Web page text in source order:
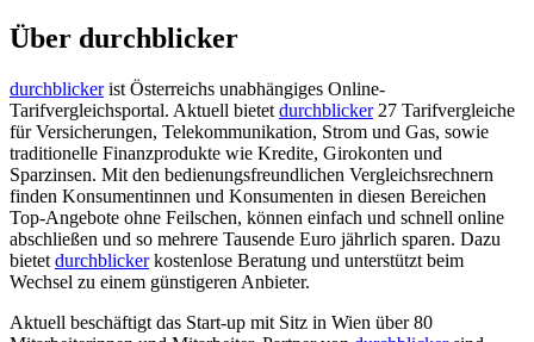
Über durchblicker
durchblickerist Österreichs unabhängiges Online-
Tarifvergleichsportal. Aktuell bietet durchblicker27 Tarifvergleiche
für Versicherungen, Telekommunikation, Strom und Gas, sowie
traditionelle Finanzprodukte wie Kredite, Girokonten und
Sparzinsen. Mit den bedienungsfreundlichen Vergleichsrechnern
finden Konsumentinnen und Konsumenten in diesen Bereichen
Top-Angebote ohne Feilschen, können einfach und schnell online
abschließen und so mehrere Tausende Euro jährlich sparen. Dazu
bietet durchblickerkostenlose Beratung und unterstützt beim
Wechsel zu einem günstigeren Anbieter.
Aktuell beschäftigt das Start-up mit Sitz in Wien über 80